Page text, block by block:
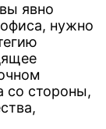
явно
нужно
со стороны,